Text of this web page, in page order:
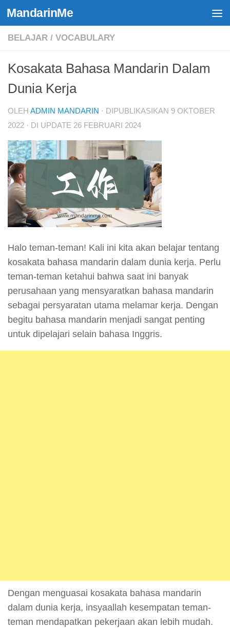
Skip to content
MandarinMe
BELAJAR / VOCABULARY
Kosakata Bahasa Mandarin Dalam
Dunia Kerja
OLEH ADMIN MANDARIN · DIPUBLIKASIKAN 9 OKTOBER
2022 · DI UPDATE 26 FEBRUARI 2024
Halo teman-teman! Kali ini kita akan belajar tentang
kosakata bahasa mandarin dalam dunia kerja. Perlu
teman-teman ketahui bahwa saat ini banyak
perusahaan yang mensyaratkan bahasa mandarin
sebagai persyaratan utama melamar kerja. Dengan
begitu bahasa mandarin menjadi sangat penting
untuk dipelajari selain bahasa Inggris.
Dengan menguasai kosakata bahasa mandarin
dalam dunia kerja, insyaallah kesempatan teman-
teman mendapatkan pekerjaan akan lebih mudah.